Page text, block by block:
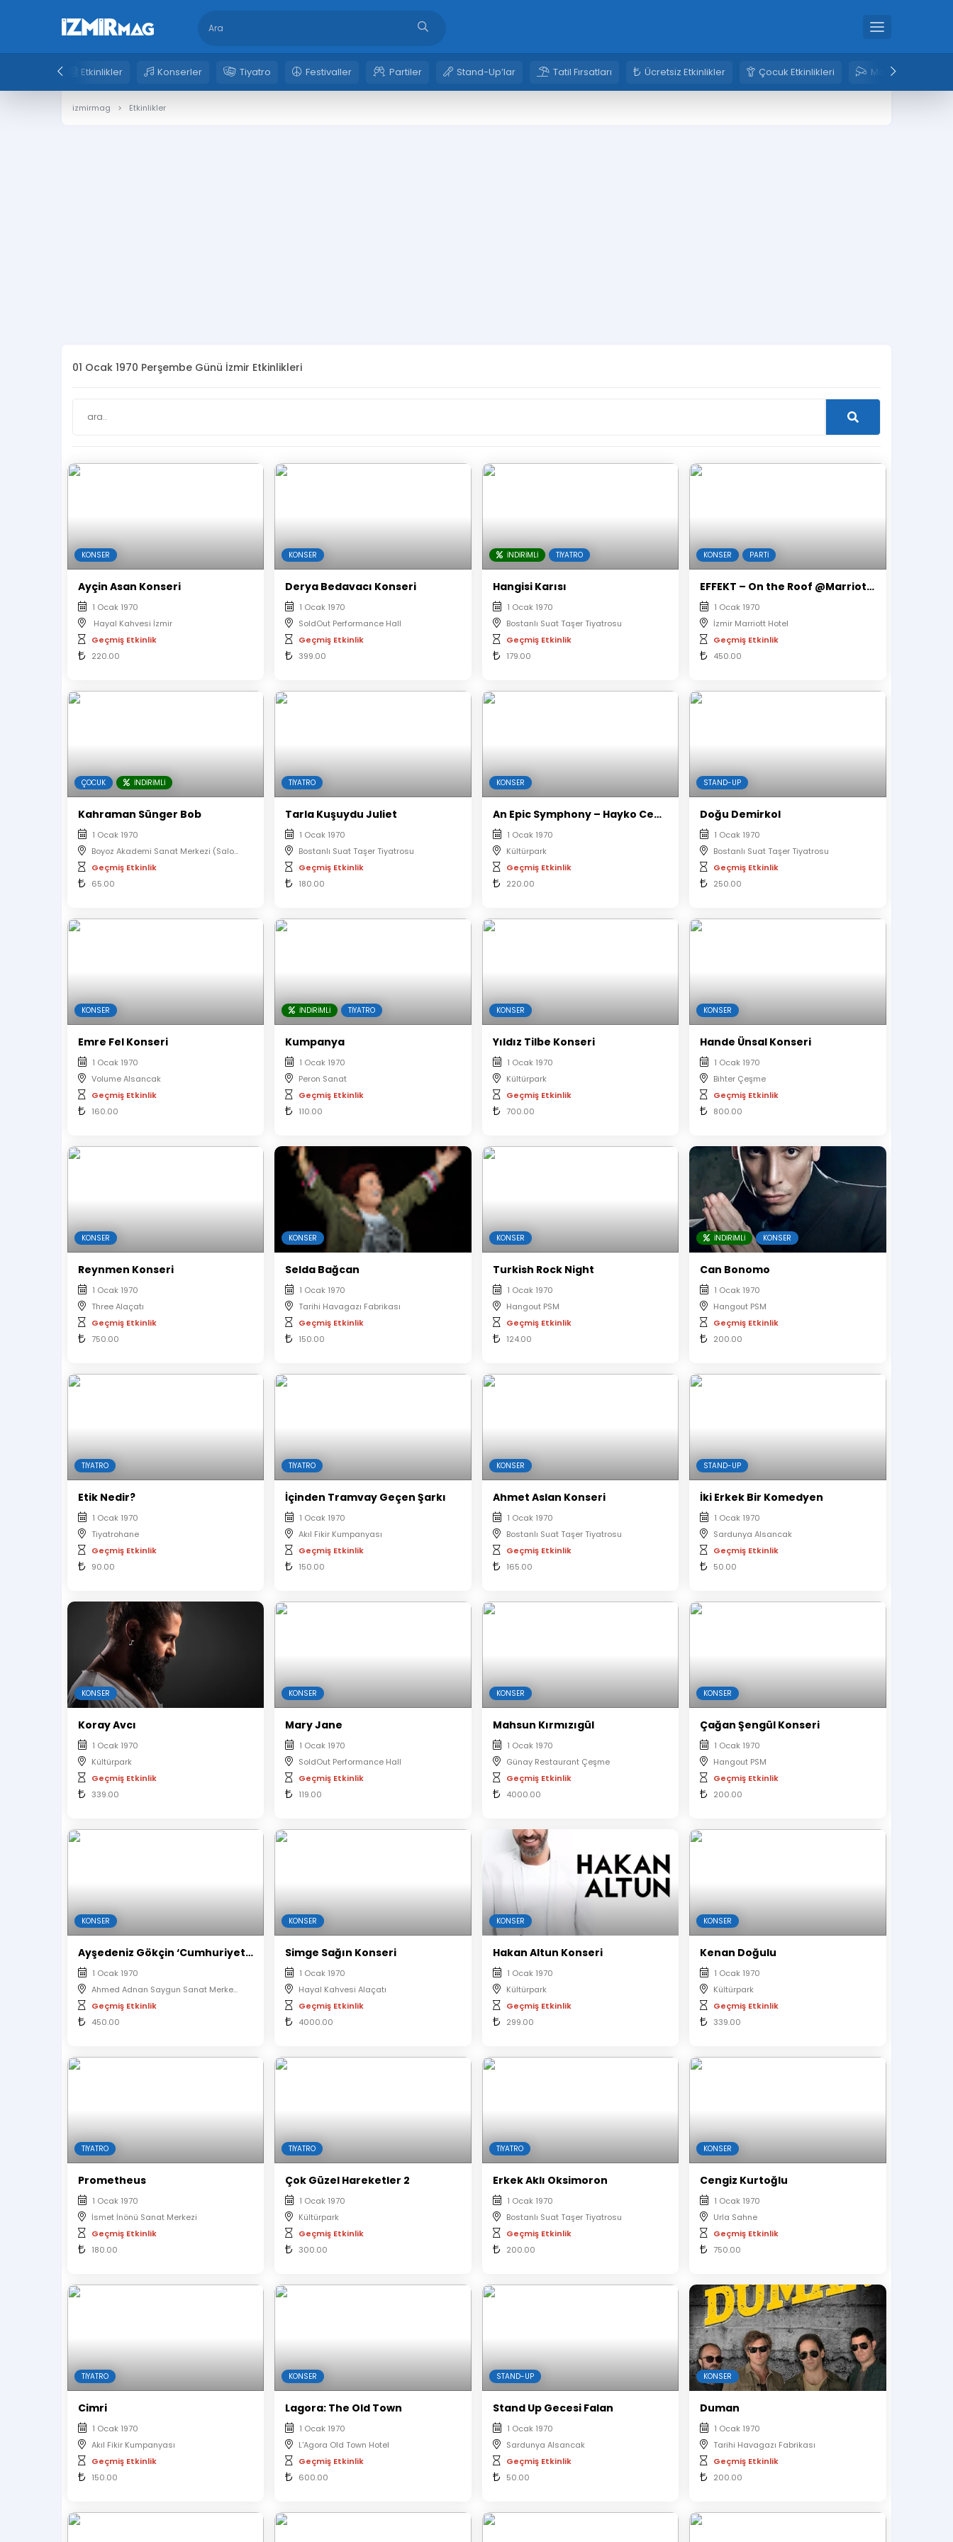
Etkinlikler Konserler Tiyatro Festivaller Partiler Stand-Up’lar Tatil Fırsatları Ücretsiz Etkinlikler Çocuk Etkinlikleri Mobese
izmirmag Etkinlikler
01 Ocak 1970 Perşembe Günü İzmir Etkinlikleri
KONSER
Ayçin Asan Konseri
1 Ocak 1970
Hayal Kahvesi İzmir
Geçmiş Etkinlik
220.00
KONSER
Derya Bedavacı Konseri
1 Ocak 1970
SoldOut Performance Hall
Geçmiş Etkinlik
399.00
İNDIRIMLI TIYATRO
Hangisi Karısı
1 Ocak 1970
Bostanlı Suat Taşer Tiyatrosu
Geçmiş Etkinlik
179.00
KONSER PARTI
EFFEKT – On the Roof @Marriott Hotel
1 Ocak 1970
İzmir Marriott Hotel
Geçmiş Etkinlik
450.00
ÇOCUK İNDIRIMLI
Kahraman Sünger Bob
1 Ocak 1970
Boyoz Akademi Sanat Merkezi (Salon 2)
Geçmiş Etkinlik
65.00
TIYATRO
Tarla Kuşuydu Juliet
1 Ocak 1970
Bostanlı Suat Taşer Tiyatrosu
Geçmiş Etkinlik
180.00
KONSER
An Epic Symphony – Hayko Cepkin
1 Ocak 1970
Kültürpark
Geçmiş Etkinlik
220.00
STAND-UP
Doğu Demirkol
1 Ocak 1970
Bostanlı Suat Taşer Tiyatrosu
Geçmiş Etkinlik
250.00
KONSER
Emre Fel Konseri
1 Ocak 1970
Volume Alsancak
Geçmiş Etkinlik
160.00
İNDIRIMLI TIYATRO
Kumpanya
1 Ocak 1970
Peron Sanat
Geçmiş Etkinlik
110.00
KONSER
Yıldız Tilbe Konseri
1 Ocak 1970
Kültürpark
Geçmiş Etkinlik
700.00
KONSER
Hande Ünsal Konseri
1 Ocak 1970
Bihter Çeşme
Geçmiş Etkinlik
800.00
KONSER
Reynmen Konseri
1 Ocak 1970
Three Alaçatı
Geçmiş Etkinlik
750.00
KONSER
Selda Bağcan
1 Ocak 1970
Tarihi Havagazı Fabrikası
Geçmiş Etkinlik
150.00
KONSER
Turkish Rock Night
1 Ocak 1970
Hangout PSM
Geçmiş Etkinlik
124.00
İNDIRIMLI KONSER
Can Bonomo
1 Ocak 1970
Hangout PSM
Geçmiş Etkinlik
200.00
TIYATRO
Etik Nedir?
1 Ocak 1970
Tiyatrohane
Geçmiş Etkinlik
90.00
TIYATRO
İçinden Tramvay Geçen Şarkı
1 Ocak 1970
Akıl Fikir Kumpanyası
Geçmiş Etkinlik
150.00
KONSER
Ahmet Aslan Konseri
1 Ocak 1970
Bostanlı Suat Taşer Tiyatrosu
Geçmiş Etkinlik
165.00
STAND-UP
İki Erkek Bir Komedyen
1 Ocak 1970
Sardunya Alsancak
Geçmiş Etkinlik
50.00
KONSER
Koray Avcı
1 Ocak 1970
Kültürpark
Geçmiş Etkinlik
339.00
KONSER
Mary Jane
1 Ocak 1970
SoldOut Performance Hall
Geçmiş Etkinlik
119.00
KONSER
Mahsun Kırmızıgül
1 Ocak 1970
Günay Restaurant Çeşme
Geçmiş Etkinlik
4000.00
KONSER
Çağan Şengül Konseri
1 Ocak 1970
Hangout PSM
Geçmiş Etkinlik
200.00
KONSER
Ayşedeniz Gökçin ‘Cumhuriyet Konserleri’
1 Ocak 1970
Ahmed Adnan Saygun Sanat Merkezi
Geçmiş Etkinlik
450.00
KONSER
Simge Sağın Konseri
1 Ocak 1970
Hayal Kahvesi Alaçatı
Geçmiş Etkinlik
4000.00
KONSER
Hakan Altun Konseri
1 Ocak 1970
Kültürpark
Geçmiş Etkinlik
299.00
KONSER
Kenan Doğulu
1 Ocak 1970
Kültürpark
Geçmiş Etkinlik
339.00
TIYATRO
Prometheus
1 Ocak 1970
İsmet İnönü Sanat Merkezi
Geçmiş Etkinlik
180.00
TIYATRO
Çok Güzel Hareketler 2
1 Ocak 1970
Kültürpark
Geçmiş Etkinlik
300.00
TIYATRO
Erkek Aklı Oksimoron
1 Ocak 1970
Bostanlı Suat Taşer Tiyatrosu
Geçmiş Etkinlik
200.00
KONSER
Cengiz Kurtoğlu
1 Ocak 1970
Urla Sahne
Geçmiş Etkinlik
750.00
TIYATRO
Cimri
1 Ocak 1970
Akıl Fikir Kumpanyası
Geçmiş Etkinlik
150.00
KONSER
Lagora: The Old Town
1 Ocak 1970
L'Agora Old Town Hotel
Geçmiş Etkinlik
600.00
STAND-UP
Stand Up Gecesi Falan
1 Ocak 1970
Sardunya Alsancak
Geçmiş Etkinlik
50.00
KONSER
Duman
1 Ocak 1970
Tarihi Havagazı Fabrikası
Geçmiş Etkinlik
200.00